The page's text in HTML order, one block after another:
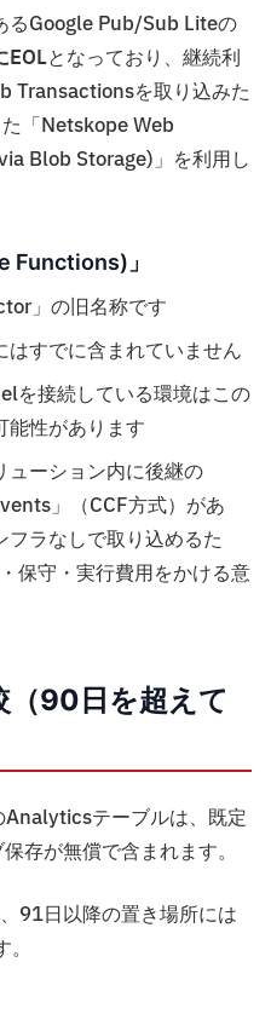
るGoogle Pub/Sub Liteの
EOLとなっており、継続利
Transactionsを取り込みた
「Netskope Web
Blob Storage)」を利用し
Functions)」
」の旧名称です
すでに含まれていません
を接続している環境はこの
能性があります
ューション内に後継の
」（CCF方式）があ
フラなしで取り込めるた
保守・実行費用をかける意
（90日を超えて
テーブルは、既定
存が無償で含まれます。
91日以降の置き場所には